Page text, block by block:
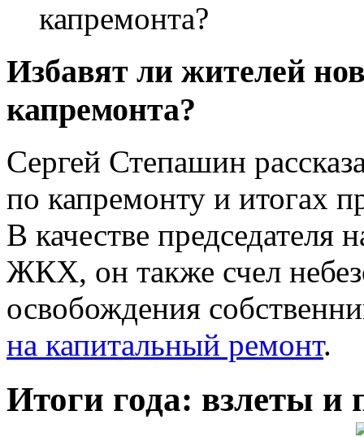
капремонта?
Избавят ли жителей
капремонта?
Сергей Степашин
по капремонту и итогах
В качестве председателя
ЖКХ, он также счел
освобождения
на капитальный ремонт.
Итоги года: взлеты и